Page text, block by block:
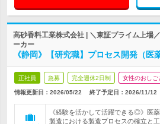
高砂香料工業株式会社 | ＼東証プライム上場
ーカー
《静岡》【研究職】プロセス開発（医
正社員 急募 完全週休2日制 女性のおしご
情報更新日：2026/05/22 終了予定日： 2026/11/12
《経験を活かして活躍できる◎》医
製造における製造プロセスの確立と